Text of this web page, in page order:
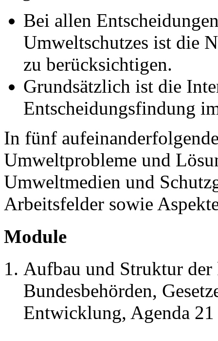
Bei allen
Umweltschutzes ist die
zu berücksichtigen.
Grundsätzlich ist die
Entscheidungsfindung
In fünf
Umweltprobleme und
Umweltmedien und
Arbeitsfelder sowie
Module
Aufbau und Struktur
Bundesbehörden,
Entwicklung, Agenda 21